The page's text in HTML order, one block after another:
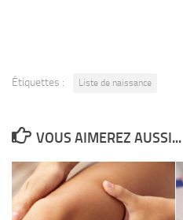
Étiquettes : Liste de naissance
VOUS AIMEREZ AUSSI...